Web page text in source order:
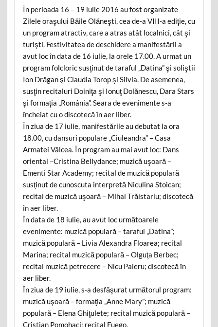
În perioada 16 – 19 iulie 2016 au fost organizate
Zilele oraşului Băile Olăneşti, cea de-a VIII-a ediţie, cu
un program atractiv, care a atras atât localnici, cât şi
turişti. Festivitatea de deschidere a manifestării a
avut loc în data de 16 iulie, la orele 17.00. A urmat un
program folcloric susţinut de taraful „Datina” şi soliştii
Ion Drăgan şi Claudia Torop şi Silvia. De asemenea,
susţin recitaluri Doiniţa şi Ionuţ Dolănescu, Dara Stars
şi formaţia „România”. Seara de evenimente s-a
încheiat cu o discotecă în aer liber.
În ziua de 17 iulie, manifestările au debutat la ora
18.00, cu dansuri populare „Ciuleandra” – Casa
Armatei Vâlcea. În program au mai avut loc: Dans
oriental –Cristina Bellydance; muzică uşoară –
Ementi Star Academy; recital de muzică populară
susţinut de cunoscuta interpretă Niculina Stoican;
recital de muzică uşoară – Mihai Trăistariu; discotecă
în aer liber.
În data de 18 iulie, au avut loc următoarele
evenimente: muzică populară – taraful „Datina”;
muzică populară – Livia Alexandra Floarea; recital
Marina; recital muzică populară – Olguţa Berbec;
recital muzică petrecere – Nicu Paleru; discotecă în
aer liber.
În ziua de 19 iulie, s-a desfăşurat următorul program:
muzică uşoară – formaţia „Anne Mary”; muzică
populară – Elena Ghiţulete; recital muzică populară –
Cristian Pomohaci; recital Fuego.